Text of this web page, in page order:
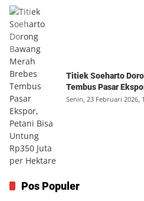
Titiek Soeharto
Tembus Pasar
Juta per Hektare
Senin, 23 Februari 2026,
Pos Populer
1 Kebahagiaan Autentik